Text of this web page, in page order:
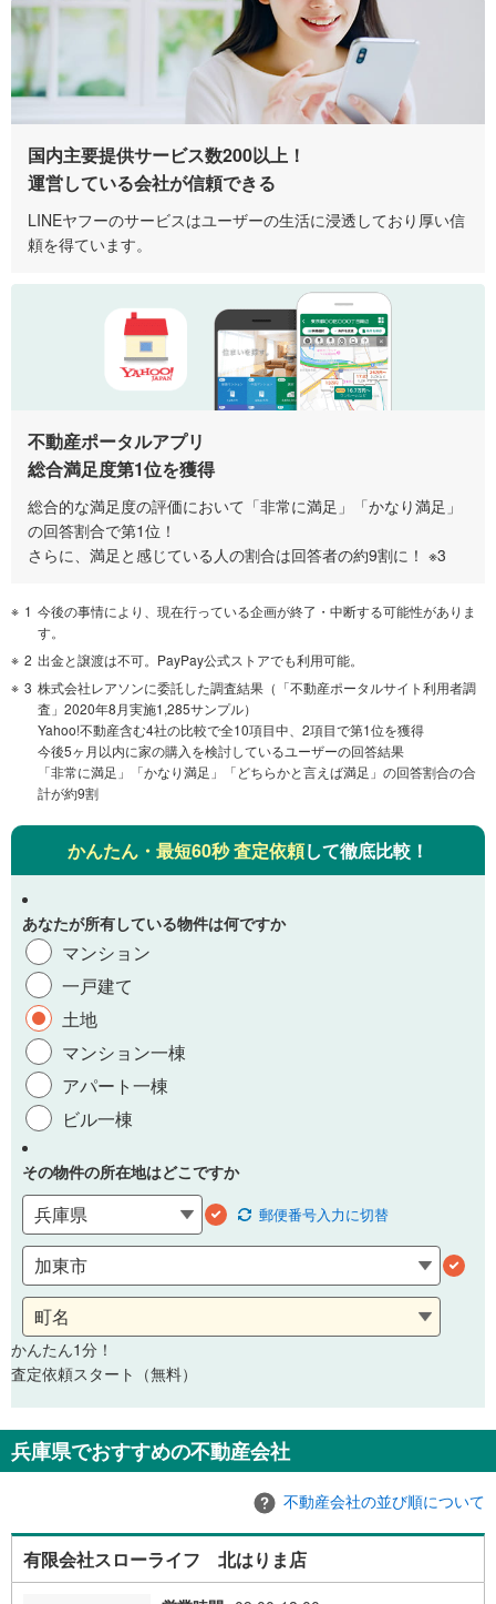
国内主要提供サービス数200以上！
運営している会社が信頼できる
LINEヤフーのサービスはユーザーの生活に浸透しており厚い信
頼を得ています。
不動産ポータルアプリ
総合満足度第1位を獲得
総合的な満足度の評価において「非常に満足」「かなり満足」
の回答割合で第1位！
さらに、満足と感じている人の割合は回答者の約9割に！ ※3
1 今後の事情により、現在行っている企画が終了・中断する可能性がありま
す。
2 出金と譲渡は不可。PayPay公式ストアでも利用可能。
3 株式会社レアソンに委託した調査結果（「不動産ポータルサイト利用者調
査」2020年8月実施1,285サンプル）
Yahoo!不動産含む4社の比較で全10項目中、2項目で第1位を獲得
今後5ヶ月以内に家の購入を検討しているユーザーの回答結果
「非常に満足」「かなり満足」「どちらかと言えば満足」の回答割合の合
計が約9割
かんたん・最短60秒 査定依頼して徹底比較！
あなたが所有している物件は何ですか
マンション
一戸建て
土地
マンション一棟
アパート一棟
ビル一棟
その物件の所在地はどこですか
郵便番号入力に切替
かんたん1分！
査定依頼スタート（無料）
兵庫県でおすすめの不動産会社
不動産会社の並び順について
有限会社スローライフ 北はりま店